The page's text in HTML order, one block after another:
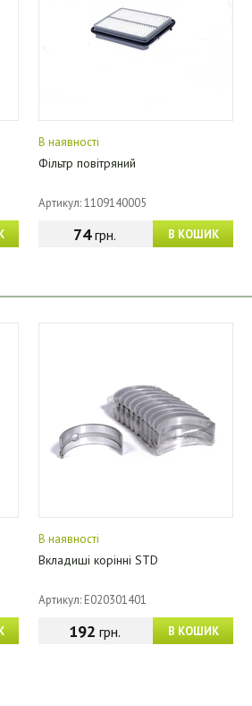
В наявності
Фільтр повітряний
Артикул: 1109140005
В КОШИК
74грн.
В наявності
Вкладиші корінні STD
Артикул: E020301401
В КОШИК
192 грн.